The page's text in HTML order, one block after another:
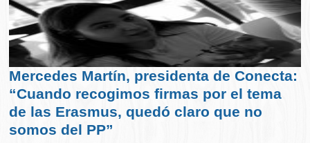
Mercedes Martín, presidenta de Conecta:
“Cuando recogimos firmas por el tema
de las Erasmus, quedó claro que no
somos del PP”